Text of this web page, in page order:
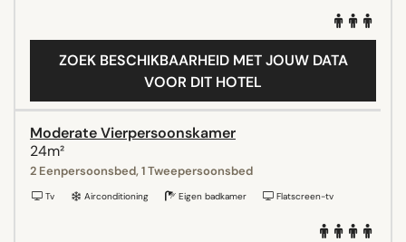
ZOEK BESCHIKBAARHEID MET JOUW DATA
VOOR DIT HOTEL
Moderate Vierpersoonskamer
24m²
2 Eenpersoonsbed, 1 Tweepersoonsbed
Tv Airconditioning Eigen badkamer Flatscreen-tv